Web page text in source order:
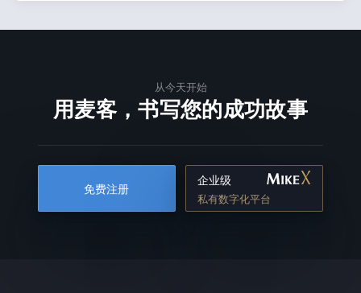
从今天开始
用麦客，书写您的成功故事
免费注册
企业级
私有数字化平台